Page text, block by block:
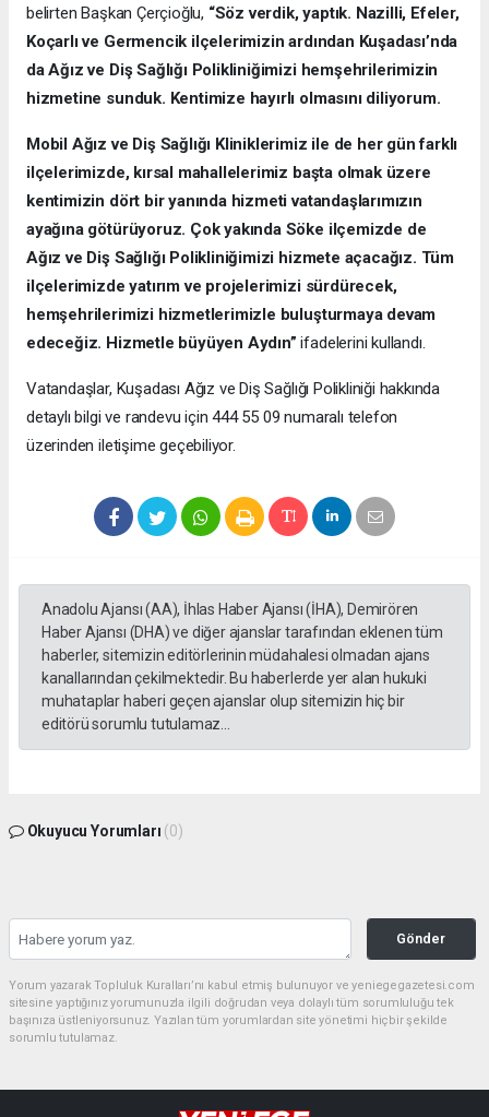
belirten Başkan Çerçioğlu, “Söz verdik, yaptık. Nazilli, Efeler,
Koçarlı ve Germencik ilçelerimizin ardından Kuşadası’nda
da Ağız ve Diş Sağlığı Polikliniğimizi hemşehrilerimizin
hizmetine sunduk. Kentimize hayırlı olmasını diliyorum.
Mobil Ağız ve Diş Sağlığı Kliniklerimiz ile de her gün farklı
ilçelerimizde, kırsal mahallelerimiz başta olmak üzere
kentimizin dört bir yanında hizmeti vatandaşlarımızın
ayağına götürüyoruz. Çok yakında Söke ilçemizde de
Ağız ve Diş Sağlığı Polikliniğimizi hizmete açacağız. Tüm
ilçelerimizde yatırım ve projelerimizi sürdürecek,
hemşehrilerimizi hizmetlerimizle buluşturmaya devam
edeceğiz. Hizmetle büyüyen Aydın” ifadelerini kullandı.
Vatandaşlar, Kuşadası Ağız ve Diş Sağlığı Polikliniği hakkında
detaylı bilgi ve randevu için 444 55 09 numaralı telefon
üzerinden iletişime geçebiliyor.
Anadolu Ajansı (AA), İhlas Haber Ajansı (İHA), Demirören
Haber Ajansı (DHA) ve diğer ajanslar tarafından eklenen tüm
haberler, sitemizin editörlerinin müdahalesi olmadan ajans
kanallarından çekilmektedir. Bu haberlerde yer alan hukuki
muhataplar haberi geçen ajanslar olup sitemizin hiç bir
editörü sorumlu tutulamaz...
Okuyucu Yorumları (0)
Gönder
Yorum yazarak Topluluk Kuralları’nı kabul etmiş bulunuyor ve yeniegegazetesi.com
sitesine yaptığınız yorumunuzla ilgili doğrudan veya dolaylı tüm sorumluluğu tek
başınıza üstleniyorsunuz. Yazılan tüm yorumlardan site yönetimi hiçbir şekilde
sorumlu tutulamaz.